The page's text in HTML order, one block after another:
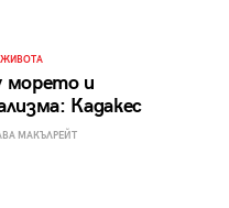
ЖИВОТА
морето и
Кадакес
МАКЪЛРЕЙТ